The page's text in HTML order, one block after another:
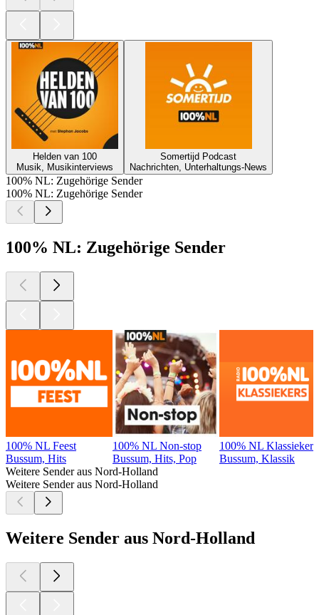
Helden van 100
Musik, Musikinterviews
Somertijd Podcast
Nachrichten, Unterhaltungs-News
100% NL: Zugehörige Sender
100% NL: Zugehörige Sender
100% NL: Zugehörige Sender
100% NL Feest
Bussum, Hits
100% NL Non-stop
Bussum, Hits, Pop
100% NL Klassiekers
Bussum, Klassik
Weitere Sender aus Nord-Holland
Weitere Sender aus Nord-Holland
Weitere Sender aus Nord-Holland